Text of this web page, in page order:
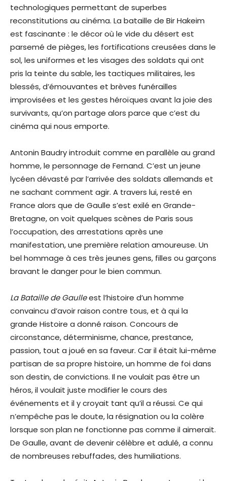
technologiques permettant de superbes
reconstitutions au cinéma. La bataille de Bir Hakeim
est fascinante : le décor où le vide du désert est
parsemé de pièges, les fortifications creusées dans le
sol, les uniformes et les visages des soldats qui ont
pris la teinte du sable, les tactiques militaires, les
blessés, d’émouvantes et brèves funérailles
improvisées et les gestes héroïques avant la joie des
survivants, qu’on partage alors parce que c’est du
cinéma qui nous emporte.
Antonin Baudry introduit comme en parallèle au grand
homme, le personnage de Fernand. C’est un jeune
lycéen dévasté par l’arrivée des soldats allemands et
ne sachant comment agir. A travers lui, resté en
France alors que de Gaulle s’est exilé en Grande-
Bretagne, on voit quelques scènes de Paris sous
l’occupation, des arrestations après une
manifestation, une première relation amoureuse. Un
bel hommage à ces très jeunes gens, filles ou garçons
bravant le danger pour le bien commun.
La Bataille de Gaulleest l’histoire d’un homme
convaincu d’avoir raison contre tous, et à qui la
grande Histoire a donné raison. Concours de
circonstance, déterminisme, chance, prestance,
passion, tout a joué en sa faveur. Car il était lui-même
partisan de sa propre histoire, un homme de foi dans
son destin, de convictions. Il ne voulait pas être un
héros, il voulait juste modifier le cours des
événements et il y croyait tant qu’il a réussi. Ce qui
n’empêche pas le doute, la résignation ou la colère
lorsque son plan ne fonctionne pas comme il aimerait.
De Gaulle, avant de devenir célèbre et adulé, a connu
de nombreuses rebuffades, des humiliations.